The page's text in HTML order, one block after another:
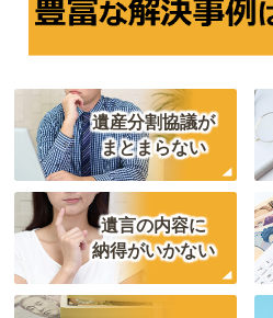
遺産分割協議が
まとまらない
遺言の内容に
納得がいかない